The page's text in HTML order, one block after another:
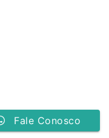
Fale Conosco